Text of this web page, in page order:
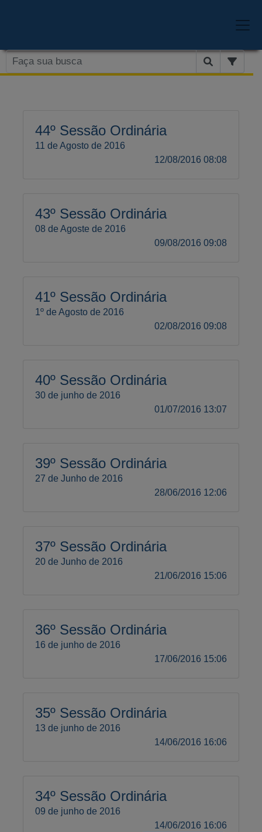
44º Sessão Ordinária
11 de Agosto de 2016
12/08/2016 08:08
43º Sessão Ordinária
08 de Agoste de 2016
09/08/2016 09:08
41º Sessão Ordinária
1º de Agosto de 2016
02/08/2016 09:08
40º Sessão Ordinária
30 de junho de 2016
01/07/2016 13:07
39º Sessão Ordinária
27 de Junho de 2016
28/06/2016 12:06
37º Sessão Ordinária
20 de Junho de 2016
21/06/2016 15:06
36º Sessão Ordinária
16 de junho de 2016
17/06/2016 15:06
35º Sessão Ordinária
13 de junho de 2016
14/06/2016 16:06
34º Sessão Ordinária
09 de junho de 2016
14/06/2016 16:06